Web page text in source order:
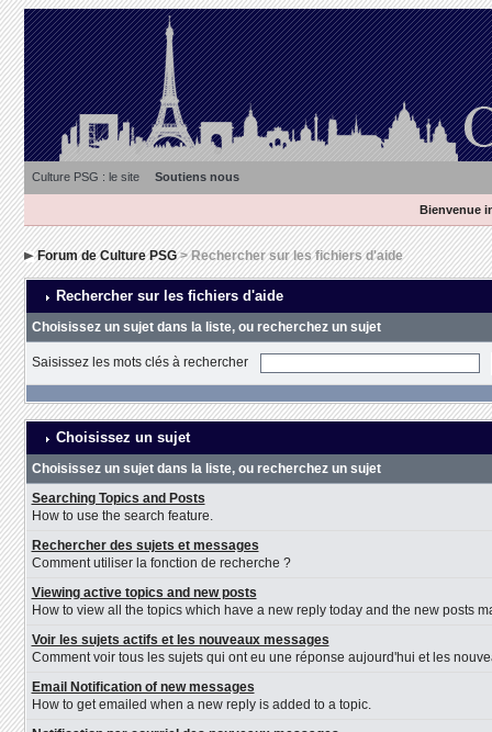
Culture PSG : le site Soutiens nous
Bienvenue
Forum de Culture PSG> Rechercher sur les fichiers d'aide
Rechercher sur les fichiers d'aide
Choisissez un sujet dans la liste, ou recherchez un sujet
Saisissez les mots clés à rechercher
Choisissez un sujet
Choisissez un sujet dans la liste, ou recherchez un sujet
Searching Topics and Posts
How to use the search feature.
Rechercher des sujets et messages
Comment utiliser la fonction de recherche ?
Viewing active topics and new posts
How to view all the topics which have a new reply today and the new posts
Voir les sujets actifs et les nouveaux messages
Comment voir tous les sujets qui ont eu une réponse aujourd'hui et les
Email Notification of new messages
How to get emailed when a new reply is added to a topic.